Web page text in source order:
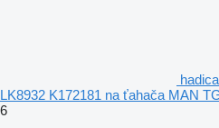
LK8932 K172181 na ťahača MAN
6